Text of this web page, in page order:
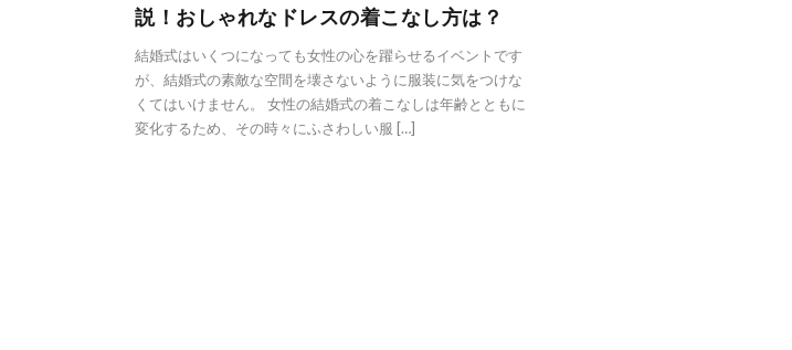
説！おしゃれなドレスの着こなし方は？
結婚式はいくつになっても女性の心を躍らせるイベントです
が、結婚式の素敵な空間を壊さないように服装に気をつけな
くてはいけません。 女性の結婚式の着こなしは年齢とともに
変化するため、その時々にふさわしい服 […]